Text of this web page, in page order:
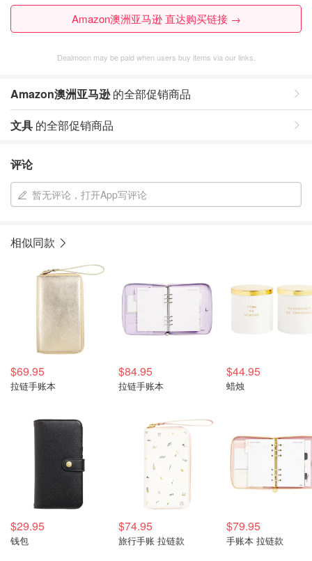
Amazon澳洲亚马逊 直达购买链接 →
Dealmoon may be paid when users buy items via our links.
Amazon澳洲亚马逊的全部促销商品
文具 的全部促销商品
评论
暂无评论，打开App写评论
相似同款
$69.95
拉链手账本
$84.95
拉链手账本
$44.95
蜡烛
$29.95
钱包
$74.95
旅行手账 拉链款
$79.95
手账本 拉链款